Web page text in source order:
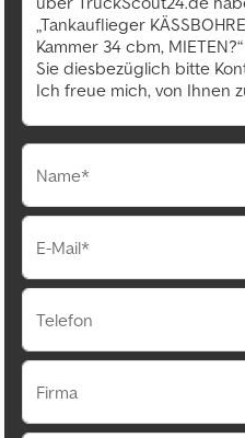
Name*
E-Mail*
Telefon
Firma